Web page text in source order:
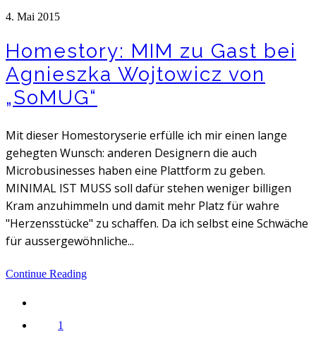
4. Mai 2015
Homestory: MIM zu Gast bei
Agnieszka Wojtowicz von
„SoMUG“
Mit dieser Homestoryserie erfülle ich mir einen lange
gehegten Wunsch: anderen Designern die auch
Microbusinesses haben eine Plattform zu geben.
MINIMAL IST MUSS soll dafür stehen weniger billigen
Kram anzuhimmeln und damit mehr Platz für wahre
"Herzensstücke" zu schaffen. Da ich selbst eine Schwäche
für aussergewöhnliche...
Continue Reading
1